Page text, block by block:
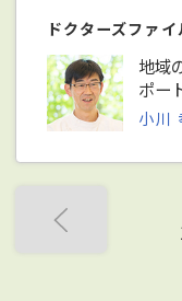
ドクターズファイ
地域
ポー
小川